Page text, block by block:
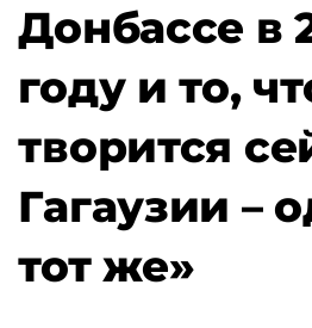
Донбассе в
году и то,
творится
Гагаузии –
тот же»